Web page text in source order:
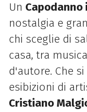
Un Capodanno
nostalgia e
chi sceglie di
casa, tra
d'autore. Che
esibizioni di
Cristiano